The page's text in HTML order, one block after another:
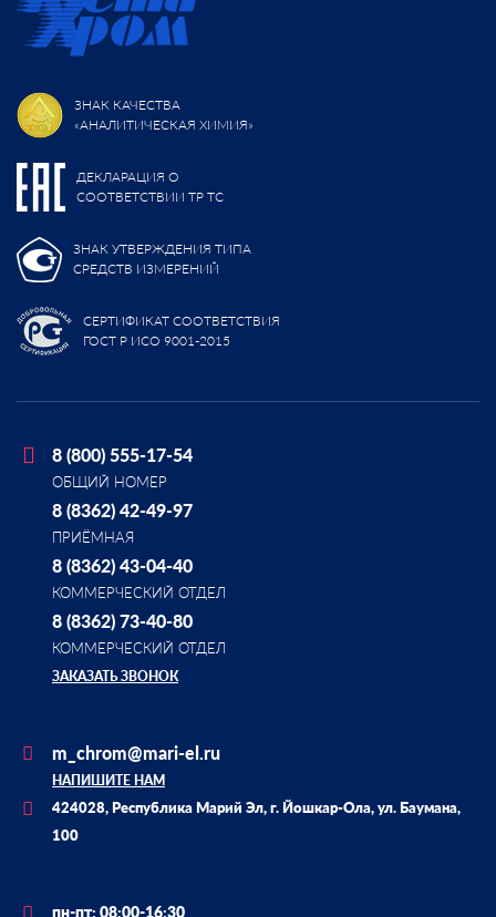
ЗНАК КАЧЕСТВА
«АНАЛИТИЧЕСКАЯ ХИМИЯ»
ДЕКЛАРАЦИЯ О
СООТВЕТСТВИИ ТР ТС
ЗНАК УТВЕРЖДЕНИЯ ТИПА
СРЕДСТВ ИЗМЕРЕНИЙ
СЕРТИФИКАТ СООТВЕТСТВИЯ
ГОСТ Р ИСО 9001-2015
8 (800) 555-17-54
ОБЩИЙ НОМЕР
8 (8362) 42-49-97
ПРИЁМНАЯ
8 (8362) 43-04-40
КОММЕРЧЕСКИЙ ОТДЕЛ
8 (8362) 73-40-80
КОММЕРЧЕСКИЙ ОТДЕЛ
ЗАКАЗАТЬ ЗВОНОК
m_chrom@mari-el.ru
НАПИШИТЕ НАМ
424028, Республика Марий Эл, г. Йошкар-Ола, ул. Баумана,
100
пн-пт: 08:00-16:30